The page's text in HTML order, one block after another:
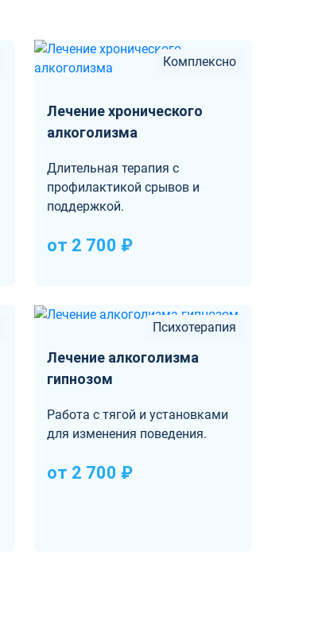
Комплексно
Лечение хронического
алкоголизма
Длительная терапия с
профилактикой срывов и
поддержкой.
от 2 700 ₽
Психотерапия
Лечение алкоголизма
гипнозом
Работа с тягой и установками
для изменения поведения.
от 2 700 ₽